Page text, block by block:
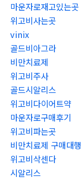
마운자로재고있는곳
위고비사는곳
vinix
골드비아그라
비만치료제
위고비주사
골드시알리스
위고비다이어트약
마운자로구매후기
위고비파는곳
비만치료제 구매대행
위고비삭센다
시알리스